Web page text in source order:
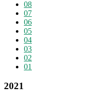
08
07
06
05
04
03
02
01
2021